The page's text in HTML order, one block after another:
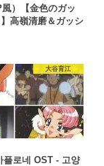
）【金色のガッ
高嶺清磨＆ガッシ
大谷育江
플로네 OST - 고양